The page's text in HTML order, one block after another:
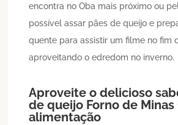
encontra no Oba mais próximo ou
possível assar pães de queijo e
quente para assistir um filme no fim
aproveitando o edredom no inverno.
Aproveite o delicioso
de queijo Forno de Minas
alimentação